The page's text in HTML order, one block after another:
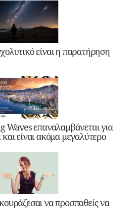
είναι η παρατήρηση
Waves επαναλαμβάνεται για
είναι ακόμα μεγαλύτερο
να προσπαθείς να